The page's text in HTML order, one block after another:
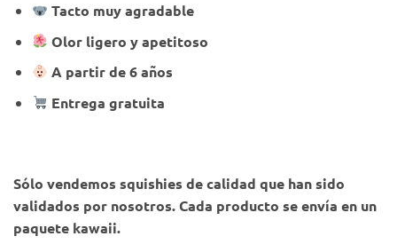
Tacto muy agradable
Olor ligero y apetitoso
A partir de 6 años
Entrega gratuita
Sólo vendemos squishies de calidad que han sido
validados por nosotros. Cada producto se envía en un
paquete kawaii.